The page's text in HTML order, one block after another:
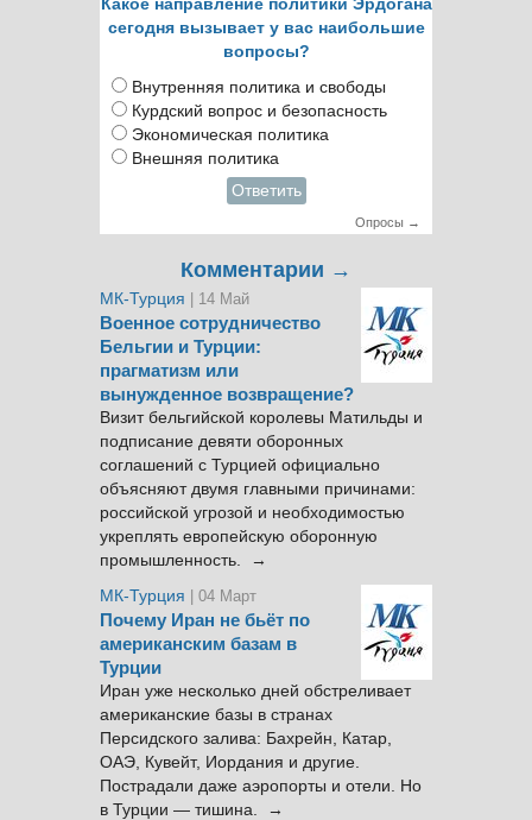
Какое направление политики Эрдогана
сегодня вызывает у вас наибольшие
вопросы?
Внутренняя политика и свободы
Курдский вопрос и безопасность
Экономическая политика
Внешняя политика
Ответить
Опросы →
Комментарии →
МК-Турция | 14 Май
Военное сотрудничество
Бельгии и Турции:
прагматизм или
вынужденное возвращение?
Визит бельгийской королевы Матильды и
подписание девяти оборонных
соглашений с Турцией официально
объясняют двумя главными причинами:
российской угрозой и необходимостью
укреплять европейскую оборонную
промышленность. →
МК-Турция
| 04 Март
Почему Иран не бьёт по
американским базам в
Турции
Иран уже несколько дней обстреливает
американские базы в странах
Персидского залива: Бахрейн, Катар,
ОАЭ, Кувейт, Иордания и другие.
Пострадали даже аэропорты и отели. Но
в Турции — тишина. →